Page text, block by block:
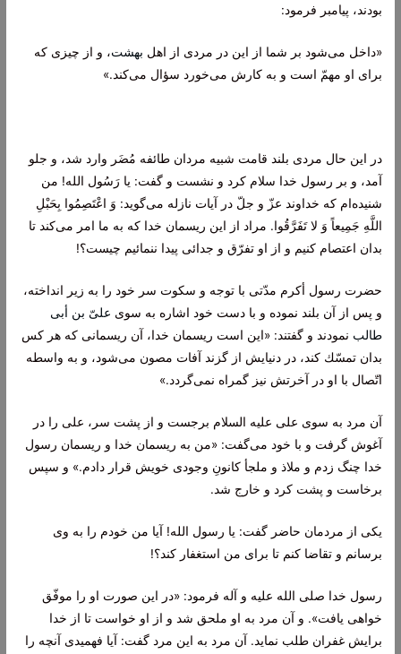
بودند، پیامبر فرمود:
«داخل مى‌شود بر شما از این در مردى از اهل بهشت، و از چیزى كه
براى او مهمّ است و به كارش مى‌خورد سؤال مى‌كند.»
در این حال مردى بلند قامت شبیه مردان طائفه مُضَر وارد شد، و جلو
آمد، و بر رسول خدا سلام كرد و نشست و گفت: یا رَسُول الله! من
شنیده‌ام كه خداوند عزّ و جلّ در آیات نازله مى‌گوید: وَ اعْتَصِمُوا بِحَبْلِ
اللَّهِ جَمِيعاً وَ لا تَفَرَّقُوا. مراد از این ریسمان خدا كه به ما امر مى‌كند تا
بدان اعتصام كنیم و از او تفرّق و جدائى پیدا ننمائیم چیست؟!
حضرت رسول أكرم مدّتى با توجه و سكوت سر خود را به زیر انداخته،
و پس از آن بلند نموده و با دست خود اشاره به سوى علىّ بن أبى
طالب نمودند و گفتند: «این است ریسمان خدا، آن ریسمانى كه هر كس
بدان تمسّك كند، در دنیایش از گزند آفات مصون مى‌شود، و به واسطه
اتّصال با او در آخرتش نیز گمراه نمى‌گردد.»
آن مرد به سوى على علیه السلام برجست و از پشت سر، على را در
آغوش گرفت و با خود مى‌گفت: «من به ریسمان خدا و ریسمان رسول
خدا چنگ زدم و ملاذ و ملجأ كانونِ وجودى خویش قرار دادم.» و سپس
برخاست و پشت كرد و خارج شد.
یكى از مردمان حاضر گفت: یا رسول الله! آیا من خودم را به وى
برسانم و تقاضا كنم تا براى من استغفار كند؟!
رسول خدا صلى الله علیه و آله فرمود: «در این صورت او را موفّق
خواهى‌ یافت». و آن مرد به او ملحق شد و از او خواست تا از خدا
برایش غفران طلب نماید. آن مرد به این مرد گفت: آیا فهمیدى آنچه را